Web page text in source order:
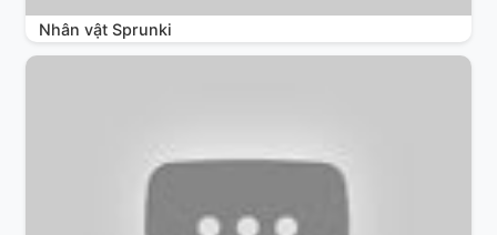
Nhân vật Sprunki